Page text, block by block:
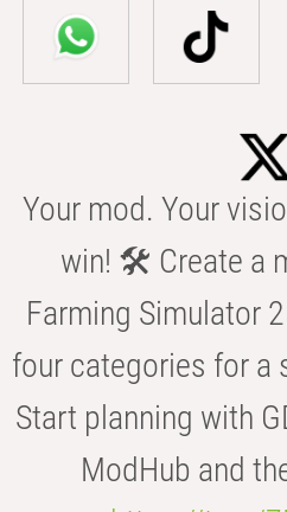
Your mod. Your
win! 🛠️ Create a
Farming Simulator
four categories for a
Start planning with
ModHub and